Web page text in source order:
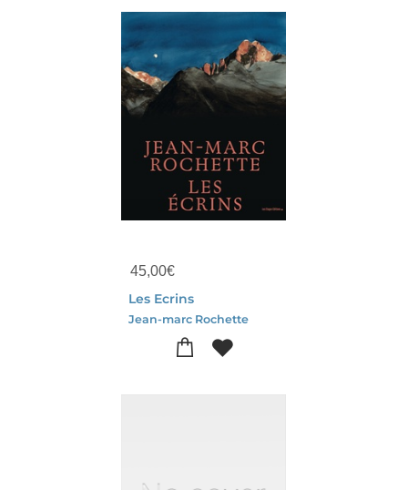
45,00€
Les Ecrins
Jean-marc Rochette